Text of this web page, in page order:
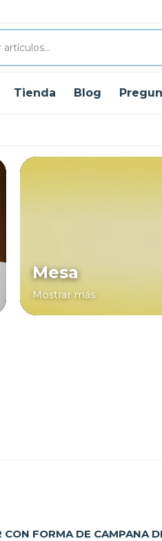
Tienda Blog
Mesa
Mostrar más
FORMA DE CAMPANA